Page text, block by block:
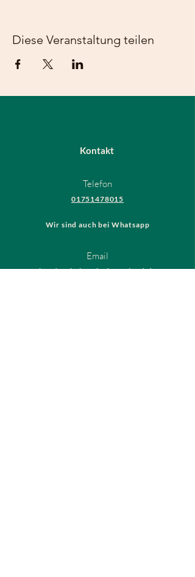
Diese Veranstaltung teilen
Kontakt
Telefon
01751478015
Wir sind auch bei Whatsapp
Email
hundeschule@thedogsfriend.de